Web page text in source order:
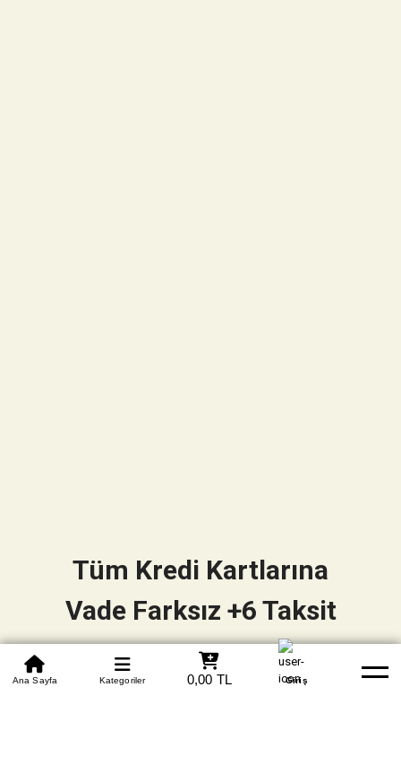
0850 305 09 70
Beden Tablosu Banka Hesapları Whatsapp Yardım
Ana Sayfa Kategoriler 0,00 TL Giriş
Tüm Kredi Kartlarına
Vade Farksız +6 Taksit